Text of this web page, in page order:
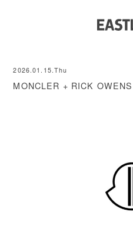
2026.01.15.Thu
MONCLER + RICK